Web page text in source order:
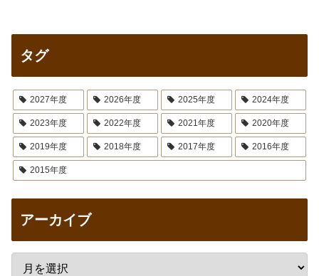
タグ
2027年度 2026年度 2025年度 2024年度
2023年度 2022年度 2021年度 2020年度
2019年度 2018年度 2017年度 2016年度
2015年度
アーカイブ